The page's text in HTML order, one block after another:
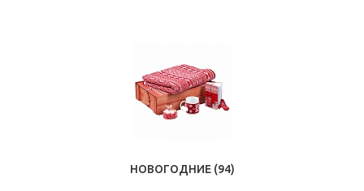
НОВОГОДНИЕ (94)